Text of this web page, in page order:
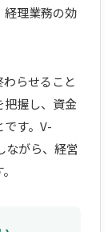
経理業務の効
らせること
把握し、資金
す。V-
がら、経営